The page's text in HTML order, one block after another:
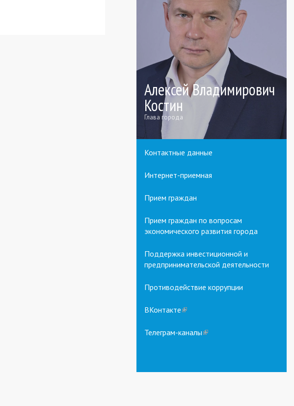
Алексей Владимирович
Костин
Глава города
Контактные данные
Интернет-приемная
Прием граждан
Прием граждан по вопросам
экономического развития города
Поддержка инвестиционной и
предпринимательской деятельности
Противодействие коррупции
ВКонтакте(link
external)
Телеграм-каналы(link